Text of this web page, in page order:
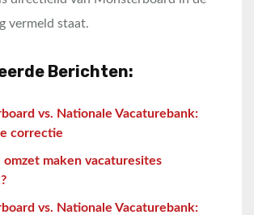
vermeld staat.
Berichten:
vs. Nationale Vacaturebank:
correctie
omzet maken vacaturesites
vs. Nationale Vacaturebank: